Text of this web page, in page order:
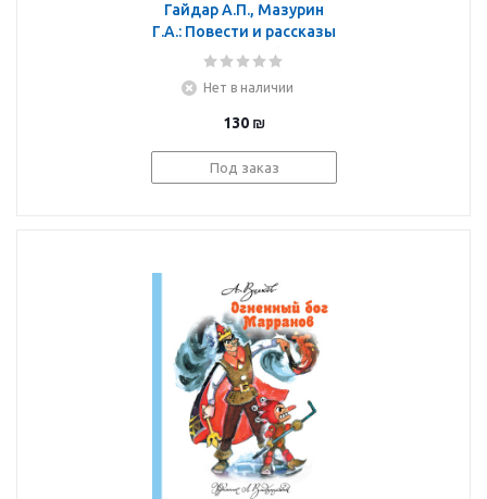
Гайдар А.П., Мазурин
Г.А.: Повести и рассказы
для детей
Нет в наличии
130 ₪
Под заказ